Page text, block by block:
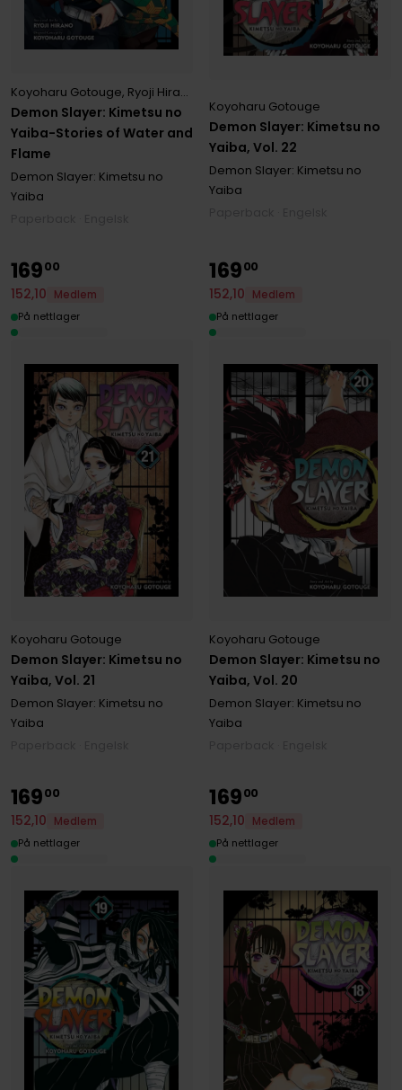
Demon Slayer: Kimetsu no
Yaiba-Stories of Water and
Flame
Koyoharu Gotouge, Ryoji Hirano
Demon Slayer: Kimetsu no
Yaiba
Demon Slayer: Kimetsu no
Yaiba, Vol. 22
Koyoharu Gotouge
Demon Slayer: Kimetsu no
Yaiba
Demon Slayer: Kimetsu no
Yaiba, Vol. 21
Koyoharu Gotouge
Demon Slayer: Kimetsu no
Yaiba
16900
152,10
Medlem
På nettlager
Demon Slayer: Kimetsu no
Yaiba, Vol. 20
Koyoharu Gotouge
Demon Slayer: Kimetsu no
Yaiba
16900
152,10
Medlem
På nettlager
16900
152,10
Medlem
På nettlager
16900
152,10
Medlem
På nettlager